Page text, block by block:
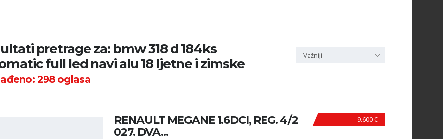
pretrage za: bmw 318 d 184ks
full led navi alu 18 ljetne i zimske
298oglasa
Važniji
9.600 €
RENAULT MEGANE 1.6DCI, REG. 4/2
027. DVA...